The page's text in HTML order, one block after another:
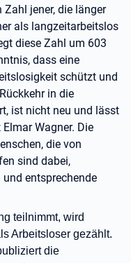
jener, die länger
als langzeitarbeitslos
diese Zahl um 603
dass eine
schützt und
in die
ist nicht neu und lässt
Wagner. Die
die von
sind dabei,
entsprechende
teilnimmt, wird
Arbeitsloser gezählt.
die